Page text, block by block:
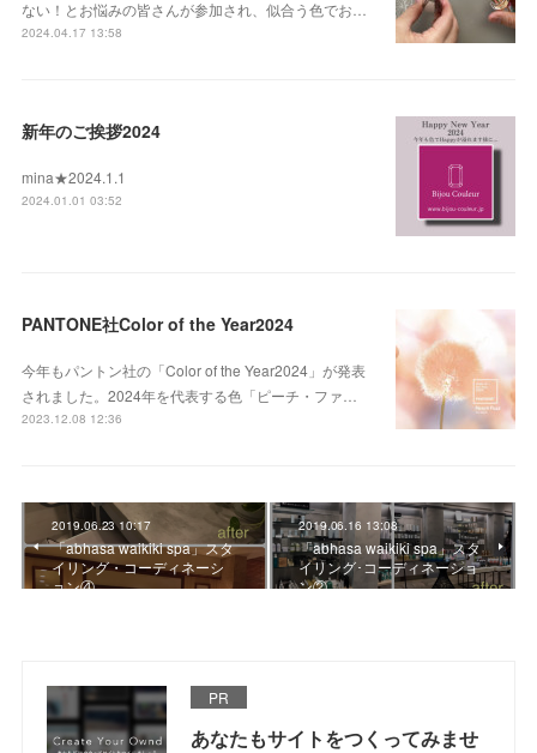
ない！とお悩みの皆さんが参加され、似合う色でお…
2024.04.17 13:58
新年のご挨拶2024
mina★2024.1.1
2024.01.01 03:52
PANTONE社Color of the Year2024
今年もパントン社の「Color of the Year2024」が発表
されました。2024年を代表する色「ピーチ・ファ…
2023.12.08 12:36
2019.06.23 10:17
「abhasa waikiki spa」スタ
イリング・コーディネーシ
ョン④
2019.06.16 13:08
「abhasa waikiki spa」スタ
イリング･コーディネーショ
ン②
PR
あなたもサイトをつくってみませ